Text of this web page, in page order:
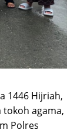
1446 Hijriah,
agama,
Polres